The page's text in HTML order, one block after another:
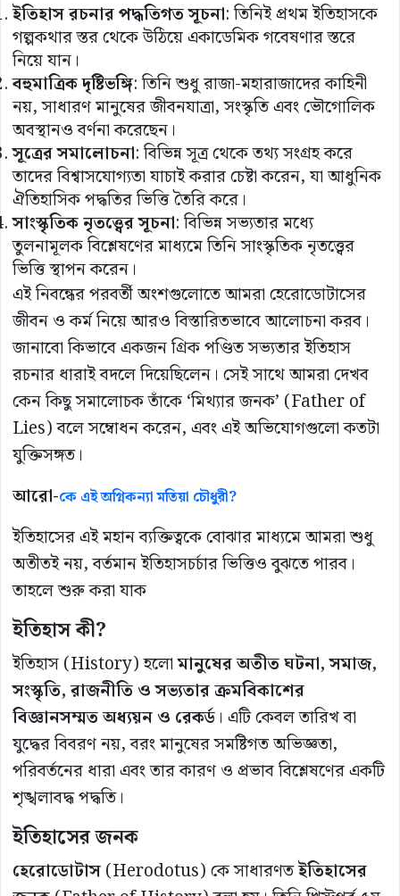
ইতিহাস রচনার পদ্ধতিগত সূচনা: তিনিই প্রথম ইতিহাসকে
গল্পকথার স্তর থেকে উঠিয়ে একাডেমিক গবেষণার স্তরে
নিয়ে যান।
বহুমাত্রিক দৃষ্টিভঙ্গি: তিনি শুধু রাজা-মহারাজাদের কাহিনী
নয়, সাধারণ মানুষের জীবনযাত্রা, সংস্কৃতি এবং ভৌগোলিক
অবস্থানও বর্ণনা করেছেন।
সূত্রের সমালোচনা: বিভিন্ন সূত্র থেকে তথ্য সংগ্রহ করে
তাদের বিশ্বাসযোগ্যতা যাচাই করার চেষ্টা করেন, যা আধুনিক
ঐতিহাসিক পদ্ধতির ভিত্তি তৈরি করে।
সাংস্কৃতিক নৃতত্ত্বের সূচনা: বিভিন্ন সভ্যতার মধ্যে
তুলনামূলক বিশ্লেষণের মাধ্যমে তিনি সাংস্কৃতিক নৃতত্ত্বের
ভিত্তি স্থাপন করেন।
এই নিবন্ধের পরবর্তী অংশগুলোতে আমরা হেরোডোটাসের
জীবন ও কর্ম নিয়ে আরও বিস্তারিতভাবে আলোচনা করব।
জানাবো কিভাবে একজন গ্রিক পণ্ডিত সভ্যতার ইতিহাস
রচনার ধারাই বদলে দিয়েছিলেন। সেই সাথে আমরা দেখব
কেন কিছু সমালোচক তাঁকে ‘মিথ্যার জনক’ (Father of
Lies) বলে সম্বোধন করেন, এবং এই অভিযোগগুলো কতটা
যুক্তিসঙ্গত।
আরো-কে এই অগ্নিকন্যা মতিয়া চৌধুরী?
ইতিহাসের এই মহান ব্যক্তিত্বকে বোঝার মাধ্যমে আমরা শুধু
অতীতই নয়, বর্তমান ইতিহাসচর্চার ভিত্তিও বুঝতে পারব।
তাহলে শুরু করা যাক
ইতিহাস কী?
ইতিহাস (History) হলোমানুষের অতীত ঘটনা, সমাজ,
সংস্কৃতি, রাজনীতি ও সভ্যতার ক্রমবিকাশের
বিজ্ঞানসম্মত অধ্যয়ন ও রেকর্ড। এটি কেবল তারিখ বা
যুদ্ধের বিবরণ নয়, বরং মানুষের সমষ্টিগত অভিজ্ঞতা,
পরিবর্তনের ধারা এবং তার কারণ ও প্রভাব বিশ্লেষণের একটি
শৃঙ্খলাবদ্ধ পদ্ধতি।
ইতিহাসের জনক
হেরোডোটাস(Herodotus) কে সাধারণতইতিহাসের